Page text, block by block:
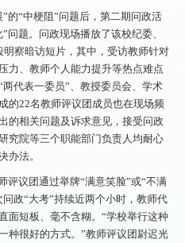
的“中梗阻”问题后，第二期问政活
问题。问政现场播放了该校纪委、
察暗访短片，其中，受访教师针对
力、教师个人能力提升等热点难点
代表一委员”、教授委员会、学术
的22名教师评议团成员也在现场频
的相关问题及诉求意见，接受问政
究院等三个职能部门负责人均耐心
办法。
评议团通过举牌“满意笑脸”或“不满
政“大考”持续近两个小时，教师代
面短板、毫不含糊。“学校举行这种
种很好的方式。”教师评议团尉迟光